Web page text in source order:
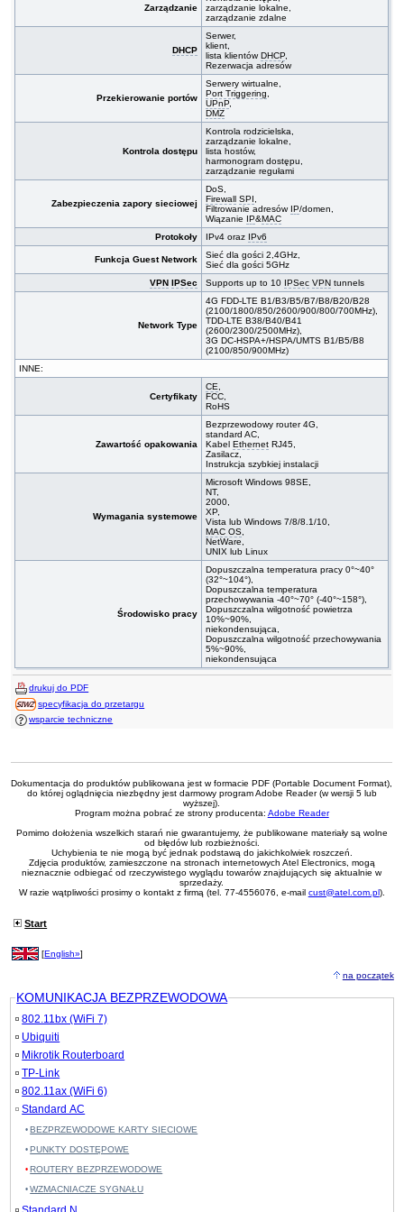
Zarządzanie
zarządzanie lokalne,
zarządzanie zdalne
DHCP
Serwer,
klient,
lista klientówDHCP,
Rezerwacja adresów
Przekierowanie portów
Serwery wirtualne,
Port Triggering,
UPnP,
DMZ
Kontrola dostępu
Kontrola rodzicielska,
zarządzanie lokalne,
lista hostów,
harmonogram dostępu,
zarządzanie regułami
Zabezpieczenia zapory sieciowej
DoS,
Firewall SPI,
Filtrowanie adresów IP/domen,
Wiązanie IP&MAC
Protokoły
IPv4 oraz IPv6
Funkcja Guest Network
Sieć dla gości 2,4GHz,
Sieć dla gości 5GHz
VPN IPSec Supports up to 10 IPSec VPN tunnels
Network Type
4G FDD-LTE B1/B3/B5/B7/B8/B20/B28
(2100/1800/850/2600/900/800/700MHz),
TDD-LTE B38/B40/B41
(2600/2300/2500MHz),
3G DC-HSPA+/HSPA/UMTS B1/B5/B8
(2100/850/900MHz)
INNE:
Certyfikaty
CE,
FCC,
RoHS
Zawartość opakowania
Bezprzewodowy router 4G,
standard AC,
KabelEthernet RJ45,
Zasilacz,
Instrukcja szybkiej instalacji
Wymagania systemowe
Microsoft Windows 98SE,
NT,
2000,
XP,
Vista lub Windows 7/8/8.1/10,
MAC OS,
NetWare,
UNIX lub Linux
Środowisko pracy
Dopuszczalna temperatura pracy 0°~40°
(32°~104°),
Dopuszczalna temperatura
przechowywania -40°~70° (-40°~158°),
Dopuszczalna wilgotność powietrza
10%~90%,
niekondensująca,
Dopuszczalna wilgotność przechowywania
5%~90%,
niekondensująca
drukuj do PDF
specyfikacja do przetargu
wsparcie techniczne
Dokumentacja do produktów publikowana jest w formacie PDF (Portable Document Format),
do której oglądnięcia niezbędny jest darmowy program Adobe Reader (w wersji 5 lub
wyższej).
Program można pobrać ze strony producenta: Adobe Reader
Pomimo dołożenia wszelkich starań nie gwarantujemy, że publikowane materiały są wolne
od błędów lub rozbieżności.
Uchybienia te nie mogą być jednak podstawą do jakichkolwiek roszczeń.
Zdjęcia produktów, zamieszczone na stronach internetowych Atel Electronics, mogą
nieznacznie odbiegać od rzeczywistego wyglądu towarów znajdujących się aktualnie w
sprzedaży.
W razie wątpliwości prosimy o kontakt z firmą (tel. 77-4556076, e-mail cust@atel.com.pl).
Start
[English»]
na początek
KOMUNIKACJA BEZPRZEWODOWA
802.11bx (WiFi 7)
Ubiquiti
Mikrotik Routerboard
TP-Link
802.11ax (WiFi 6)
Standard AC
BEZPRZEWODOWE KARTY SIECIOWE
PUNKTY DOSTĘPOWE
ROUTERY BEZPRZEWODOWE
WZMACNIACZE SYGNAŁU